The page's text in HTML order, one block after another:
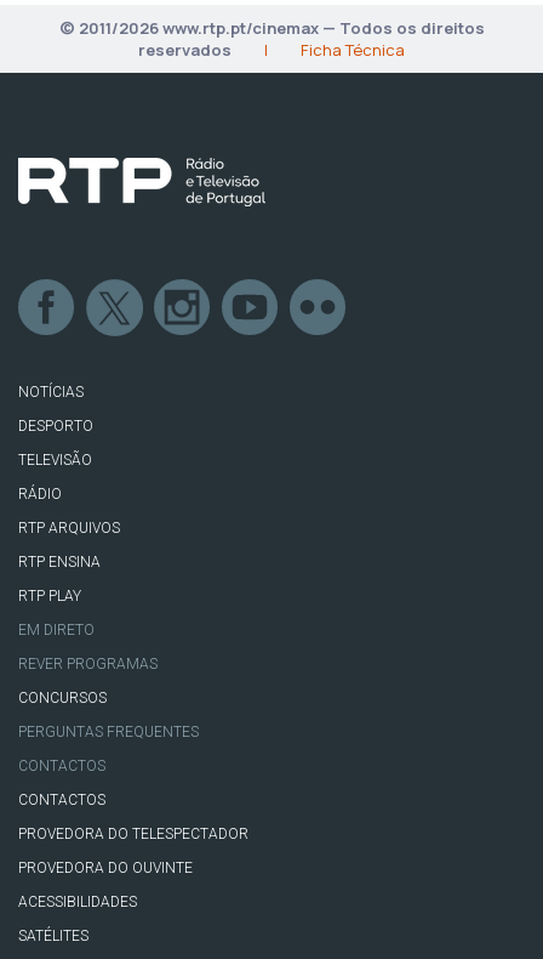
© 2011/2026 www.rtp.pt/cinemax — Todos os direitos
reservados
| Ficha Técnica
NOTÍCIAS
DESPORTO
TELEVISÃO
RÁDIO
RTP ARQUIVOS
RTP ENSINA
RTP PLAY
EM DIRETO
REVER PROGRAMAS
CONCURSOS
PERGUNTAS FREQUENTES
CONTACTOS
CONTACTOS
PROVEDORA DO TELESPECTADOR
PROVEDORA DO OUVINTE
ACESSIBILIDADES
SATÉLITES